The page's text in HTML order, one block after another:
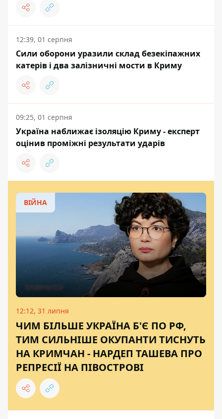
12:39, 01 серпня
Сили оборони уразили склад безекіпажних
катерів і два залізничні мости в Криму
09:25, 01 серпня
Україна наближає ізоляцію Криму - експерт
оцінив проміжні результати ударів
ВІЙНА
12:12, 31 липня
ЧИМ БІЛЬШЕ УКРАЇНА Б'Є ПО РФ,
ТИМ СИЛЬНІШЕ ОКУПАНТИ ТИСНУТЬ
НА КРИМЧАН - НАРДЕП ТАШЕВА ПРО
РЕПРЕСІЇ НА ПІВОСТРОВІ